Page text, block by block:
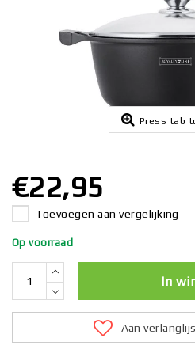
Press tab
€22,95
Toevoegen aan vergelijking
Op voorraad
In
Aan